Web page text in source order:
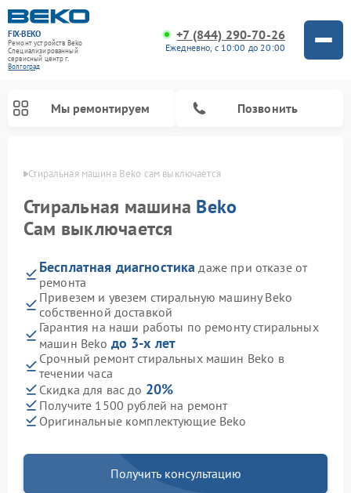
FIX-BEKO
Ремонт устройств Beko
Специализированный
cервисный центр г.
Волгоград
+7 (844) 290-70-26
Ежедневно, с 10:00 до 20:00
Мы ремонтируем Позвонить
Стиральная машина Beko сам выключается
Стиральная машина Beko
Сам выключается
Бесплатная диагностика даже при отказе от
ремонта
Привезем и увезем стиральную машину Beko
собственной доставкой
Гарантия на наши работы по ремонту стиральных
машин Beko до 3-х лет
Срочный ремонт стиральных машин Beko в
течении часа
Скидка для вас до 20%
Получите 1500 рублей на ремонт
Оригинальные комплектующие Beko
Получить консультацию